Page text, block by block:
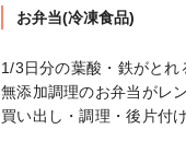
お弁当(冷凍食品)
1/3日分の葉酸・鉄がとれ
無添加調理のお弁当がレ
買い出し・調理・後片付